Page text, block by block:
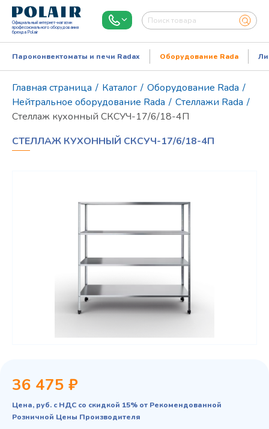
Официальный интернет-магазин
профессионального оборудования
бренда Polair
Режим работы:Пн..Пт: 9.00-18.00
Пароконвектоматы и печи Radax Оборудование Rada
Главная страница / Каталог / Оборудование Rada /
Нейтральное оборудование Rada / Стеллажи Rada /
Стеллаж кухонный СКСУЧ-17/6/18-4П
СТЕЛЛАЖ КУХОННЫЙ СКСУЧ-17/6/18-4П
36 475 ₽
Цена, руб. с НДС со скидкой 15% от Рекомендованной
Розничной Цены Производителя